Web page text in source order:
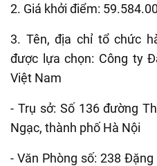
2. Giá khởi điểm:
3. Tên, địa chỉ tổ chức
được lựa chọn: Công ty
Việt Nam
- Trụ sở: Số 136 đường
Ngạc, thành phố Hà Nội
- Văn Phòng số: 238